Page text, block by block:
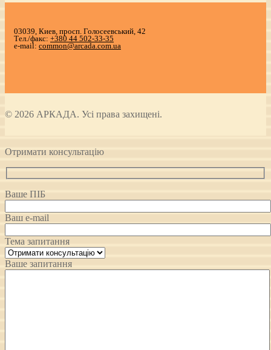
03039, Киев, просп. Голосеевський, 42
Тел./факс: +380 44 502-33-35
e-mail: common@arcada.com.ua
© 2026 АРКАДА. Усі права захищені.
Отримати консультацію
Ваше ПІБ
Ваш e-mail
Тема запитання
Ваше запитання